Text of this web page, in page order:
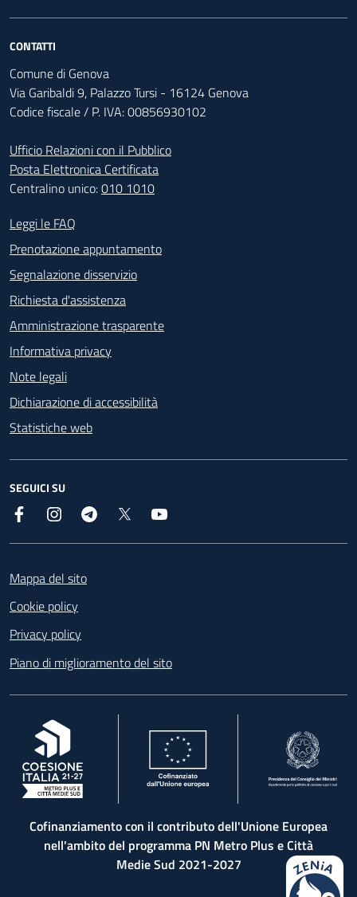
CONTATTI
Comune di Genova
Via Garibaldi 9, Palazzo Tursi - 16124 Genova
Codice fiscale / P. IVA: 00856930102
Ufficio Relazioni con il Pubblico
Posta Elettronica Certificata
Centralino unico:010 1010
Footer - Contatti
Leggi le FAQ
Prenotazione appuntamento
Segnalazione disservizio
Richiesta d'assistenza
Amministrazione trasparente
Informativa privacy
Note legali
Dichiarazione di accessibilità
Statistiche web
SEGUICI SU
Facebook InstagramTelegram
Mappa del sito
Cookie policy
Privacy policy
Piano di miglioramento del sito
, apre in una nuova scheda
Cofinanziamento con il contributo dell'Unione Europea
nell'ambito del programma PN Metro Plus e Città
Medie Sud 2021-2027